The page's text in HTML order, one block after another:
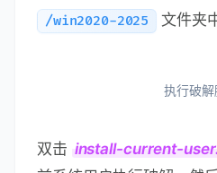
/win2020-2025 文件夹